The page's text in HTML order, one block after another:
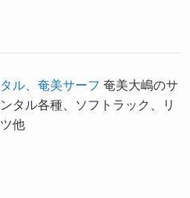
ル、奄美サーフ 奄美大嶋のサ
タル各種、ソフトラック、リ
他